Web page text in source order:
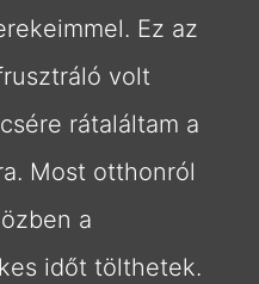
Ez az
volt
rátaláltam a
Most otthonról
a
időt tölthetek.